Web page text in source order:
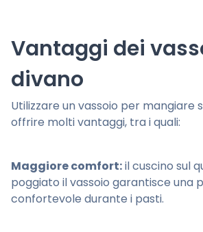
Vantaggi dei
divano
Utilizzare un vassoio per mangiare
offrire molti vantaggi, tra i quali:
Maggiore comfort:il cuscino sul
poggiato il vassoio garantisce una
confortevole durante i pasti.